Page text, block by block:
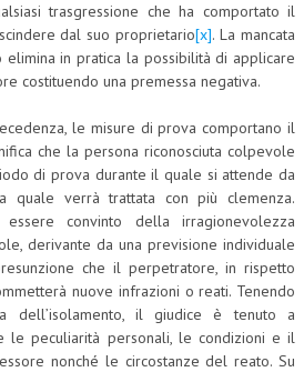
trasgressione che ha comportato il
dal suo proprietario[x]. La mancata
in pratica la possibilità di applicare
costituendo una premessa negativa.
le misure di prova comportano il
che la persona riconosciuta colpevole
di prova durante il quale si attende da
quale verrà trattata con più clemenza.
convinto della irragionevolezza
derivante da una previsione individuale
che il perpetratore, in rispetto
nuove infrazioni o reati. Tenendo
dell’isolamento, il giudice è tenuto a
le peculiarità personali, le condizioni e il
nonché le circostanze del reato. Su